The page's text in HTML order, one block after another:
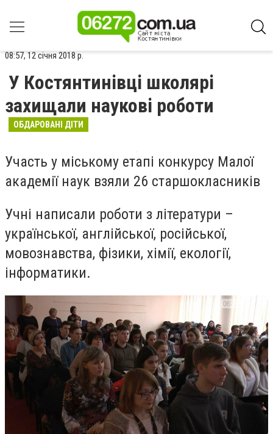
08:57, 12 січня 2018 р.
У Костянтинівці школярі
захищали наукові роботи
ОБДАРОВАНІ ДІТИ
Участь у міському етапі конкурсу Малої
академії наук взяли 26 старшокласників
Учні написали роботи з літератури –
української, англійської, російської,
мовознавства, фізики, хімії, екології,
інформатики.